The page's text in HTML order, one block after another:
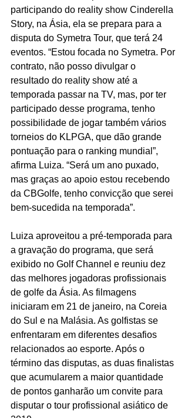
participando do reality show Cinderella
Story, na Ásia, ela se prepara para a
disputa do Symetra Tour, que terá 24
eventos. “Estou focada no Symetra. Por
contrato, não posso divulgar o
resultado do reality show até a
temporada passar na TV, mas, por ter
participado desse programa, tenho
possibilidade de jogar também vários
torneios do KLPGA, que dão grande
pontuação para o ranking mundial”,
afirma Luiza. “Será um ano puxado,
mas graças ao apoio estou recebendo
da CBGolfe, tenho convicção que serei
bem-sucedida na temporada”.
Luiza aproveitou a pré-temporada para
a gravação do programa, que será
exibido no Golf Channel e reuniu dez
das melhores jogadoras profissionais
de golfe da Ásia. As filmagens
iniciaram em 21 de janeiro, na Coreia
do Sul e na Malásia. As golfistas se
enfrentaram em diferentes desafios
relacionados ao esporte. Após o
término das disputas, as duas finalistas
que acumularem a maior quantidade
de pontos ganharão um convite para
disputar o tour profissional asiático de